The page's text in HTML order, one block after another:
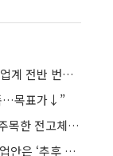
LG엔솔·삼성SDI 튼 美 관세 환급 물꼬…산업계 전반 번지나
…목표가↓”
“삼성SDI는 부자회사”…AI 데이터센터가 주목한 전고체 배터리
싸이월드, 10월 부활 예고…그러나 핵심 사업안은 ‘추후 공개’